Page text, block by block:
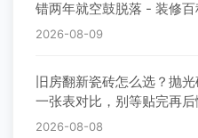
错两年就空鼓脱落 - 装修
2026-08-09
旧房翻新瓷砖怎么选？抛
一张表对比，别等贴完再
2026-08-08